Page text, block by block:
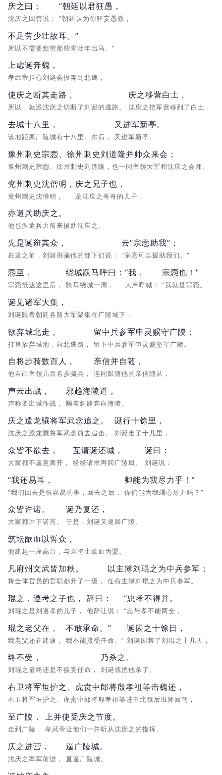
庆之曰：
沈庆之回答说：
“朝廷以君狂愚，
“朝廷认为你狂妄愚蠢，
不足劳少壮故耳。”
所以不需要烦劳那些青壮年出马。”
上虑诞奔魏，
孝武帝担心刘诞会投奔到北魏，
使庆之断其走路，
所以，就派沈庆之切断了刘诞的逃路。
庆之移营白土，
沈庆之把军营移到了白土，
去城十八里，
该地距离广陵城有十八里。尔后，
又进军新亭。
又进军新亭。
豫州刺史宗悫、徐州刺史刘道隆并帅众来会；
豫州刺史宗悫、徐州刺史刘道隆，也一同率领大军和沈庆之会师。
兖州刺史沈僧明，
兖州刺史沈僧明，
庆之兄子也，
是沈庆之哥哥的儿子，
亦遣兵助庆之。
他也派遣兵力前来援助沈庆之。
先是诞诳其众，
在这之前，刘诞诳骗他的部下们说：
云“宗悫助我”；
“宗悫可以援助我们。”
悫至，
宗悫抵达这里后，
绕城跃马呼曰：
骑马绕城一周，
“我，
大声呼喊：
宗悫也！”
“我就是宗悫。
诞见诸军大集，
刘诞眼看朝廷各路大军聚集在广陵城下，
欲弃城北走，
打算放弃城池，向北逃路，
留中兵参军申灵赐守广陵；
留下中兵参军申灵赐坚守广陵。
自将步骑数百人，
他自己率领几百名步骑兵，
亲信并自随，
连同跟随他的亲信随从，
声云出战，
声称要出城作战，
邪趋海陵道，
顺着斜路奔向海陵。
庆之遣龙骧将军武念追之。
沈庆之派龙骧将军武念前去追击。
诞行十馀里，
刘诞走了十几里，
众皆不欲去，
大家都不愿意离开，
互请诞还城，
纷纷请求再回广陵城。
诞曰：
刘诞说：
“我还易耳，
“我们回去是很容易的事，回去之后，
卿能为我尽力乎！”
你们能为我竭心尽力吗？”
众皆许诺。
大家都许下诺言。
诞乃复还，
于是，刘诞又返回广陵。
筑坛歃血以誓众，
他建起一座高台，与众将士歃血为盟。
凡府州文武皆加秩。
将全体官员的官职都升了一级，
以主簿刘琨之为中兵参军；
任命主簿刘琨之为中兵参军。
琨之，遵考之子也，
刘琨之是刘遵孝的儿子，
辞曰：
他辞让说：
“忠孝不得并。
“忠与孝不能两全，
琨之老父在，
我老父还在建康，
不敢承命。”
我不能接受任命。”
诞囚之十馀日，
刘诞囚禁了刘琨之十几天，
终不受，
刘琨之最终还是不接受任命，
乃杀之。
刘诞就把他杀了。
右卫将军垣护之、虎贲中郎将殷孝祖等击魏还，
右卫将军垣护之、虎贲中郎将殷孝祖等进击北魏后班师回朝，
至广陵，
走到广陵，
上并使受庆之节度。
孝武帝让他们一并听从沈庆之的指挥。
庆之进营，
沈庆之率军前进，
逼广陵城。
直逼广陵城。